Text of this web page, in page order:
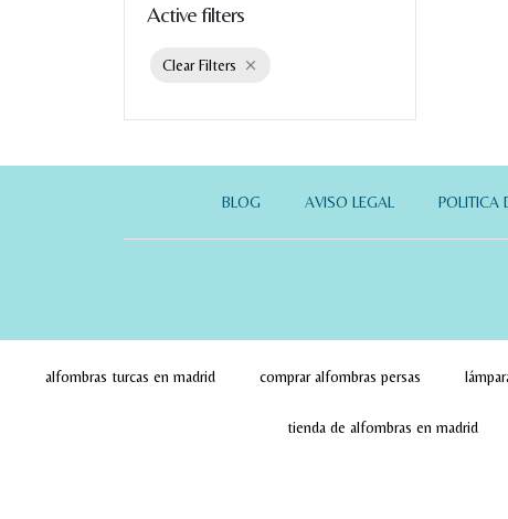
Active filters
Clear Filters
BLOG AVISO LEGAL POLITICA
alfombras turcas en madrid comprar alfombras persas
tienda de alfombras en madrid